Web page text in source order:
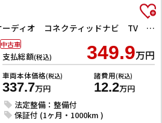
S－G 純正ディスプレイオーディオ コネクティッドナビ TV バックカメラ ETC2．0 アダプティブクルーズコントロール レーンアシスト 衝突被害軽減システム 両側電動スライドドア LEDヘッドランプ
支払総額(税込) 349.9万円
車両本体価格(税込)
337.7万円
諸費用(税込)
12.2万円
法定整備：整備付
保証付 (1ヶ月・1000km )
中古車